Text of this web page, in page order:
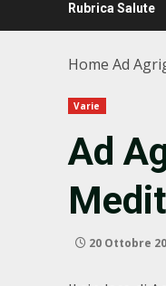
Rubrica Salute
Home Ad
Varie
Ad
20 Ottobre